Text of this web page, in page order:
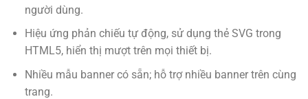
người dùng.
Hiệu ứng phản chiếu tự động, sử dụng thẻ SVG trong
HTML5, hiển thị mượt trên mọi thiết bị.
Nhiều mẫu banner có sẵn; hỗ trợ nhiều banner trên cùng
trang.